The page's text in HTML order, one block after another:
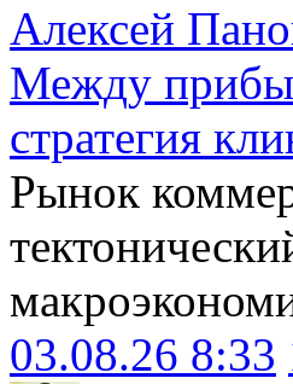
Алексей
Между
стратегия
Рынок
03.08.26 8:33